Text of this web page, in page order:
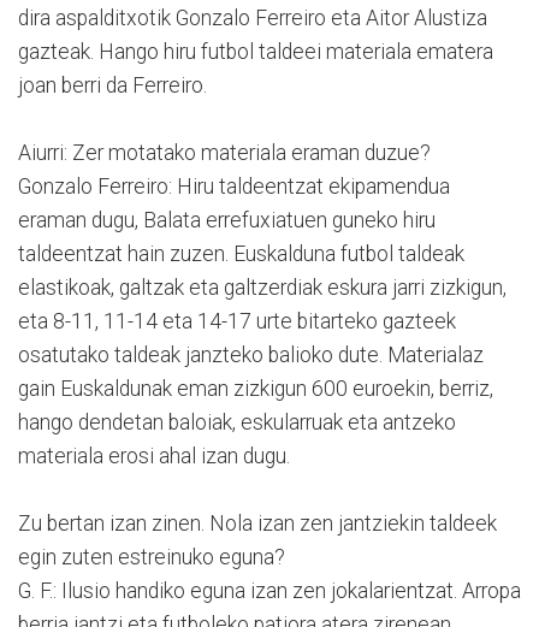
dira aspalditxotik Gonzalo Ferreiro eta Aitor Alustiza
gazteak. Hango hiru futbol taldeei materiala ematera
joan berri da Ferreiro.
Aiurri: Zer motatako materiala eraman duzue?
Gonzalo Ferreiro: Hiru taldeentzat ekipamendua
eraman dugu, Balata errefuxiatuen guneko hiru
taldeentzat hain zuzen. Euskalduna futbol taldeak
elastikoak, galtzak eta galtzerdiak eskura jarri zizkigun,
eta 8-11, 11-14 eta 14-17 urte bitarteko gazteek
osatutako taldeak janzteko balioko dute. Materialaz
gain Euskaldunak eman zizkigun 600 euroekin, berriz,
hango dendetan baloiak, eskularruak eta antzeko
materiala erosi ahal izan dugu.
Zu bertan izan zinen. Nola izan zen jantziekin taldeek
egin zuten estreinuko eguna?
G. F.: Ilusio handiko eguna izan zen jokalarientzat. Arropa